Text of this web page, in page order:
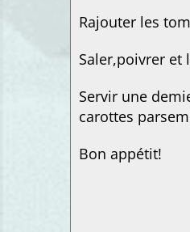
Rajouter les
Saler,poivrer et
Servir une
carottes
Bon appétit!